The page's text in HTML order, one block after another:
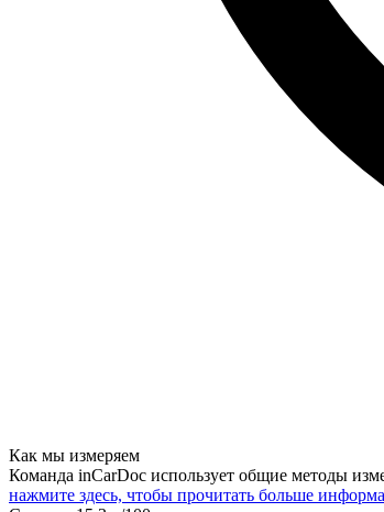
Как мы измеряем
Команда inCarDoc использует общие методы
нажмите здесь, чтобы прочитать больше